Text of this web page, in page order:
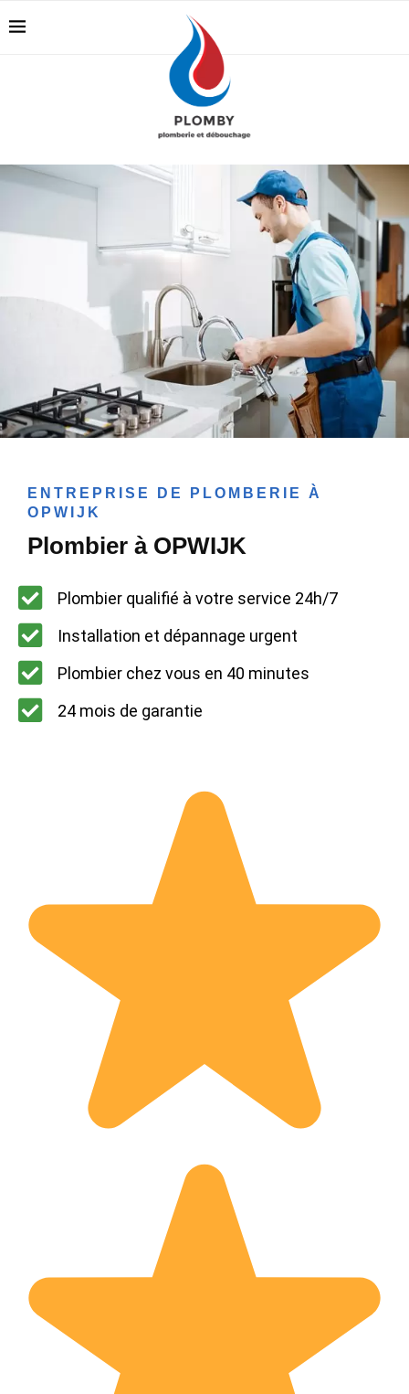
ENTREPRISE DE PLOMBERIE À
OPWIJK
Plombier à OPWIJK
Plombier qualifié à votre service 24h/7
Installation et dépannage urgent
Plombier chez vous en 40 minutes
24 mois de garantie